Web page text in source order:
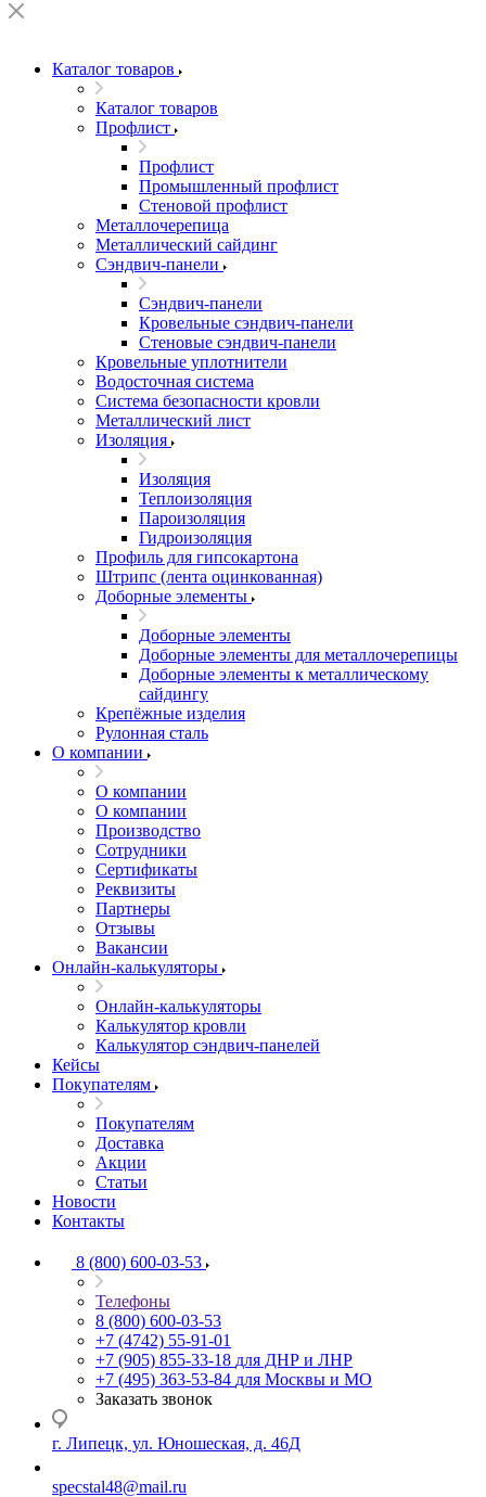
Каталог товаров
Каталог товаров
Профлист
Профлист
Промышленный профлист
Стеновой профлист
Металлочерепица
Металлический сайдинг
Сэндвич-панели
Сэндвич-панели
Кровельные сэндвич-панели
Стеновые сэндвич-панели
Кровельные уплотнители
Водосточная система
Система безопасности кровли
Металлический лист
Изоляция
Изоляция
Теплоизоляция
Пароизоляция
Гидроизоляция
Профиль для гипсокартона
Штрипс (лента оцинкованная)
Доборные элементы
Доборные элементы
Доборные элементы для металлочерепицы
Доборные элементы к металлическому
сайдингу
Крепёжные изделия
Рулонная сталь
О компании
О компании
О компании
Производство
Сотрудники
Сертификаты
Реквизиты
Партнеры
Отзывы
Вакансии
Онлайн-калькуляторы
Онлайн-калькуляторы
Калькулятор кровли
Калькулятор сэндвич-панелей
Кейсы
Покупателям
Покупателям
Доставка
Акции
Статьи
Новости
Контакты
8 (800) 600-03-53
Телефоны
8 (800) 600-03-53
+7 (4742) 55-91-01
+7 (905) 855-33-18 для ДНР и ЛНР
+7 (495) 363-53-84 для Москвы и МО
Заказать звонок
г. Липецк, ул. Юношеская, д. 46Д
specstal48@mail.ru